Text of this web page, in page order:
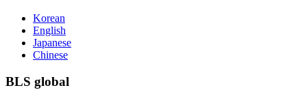
Korean
English
Japanese
Chinese
BLS global